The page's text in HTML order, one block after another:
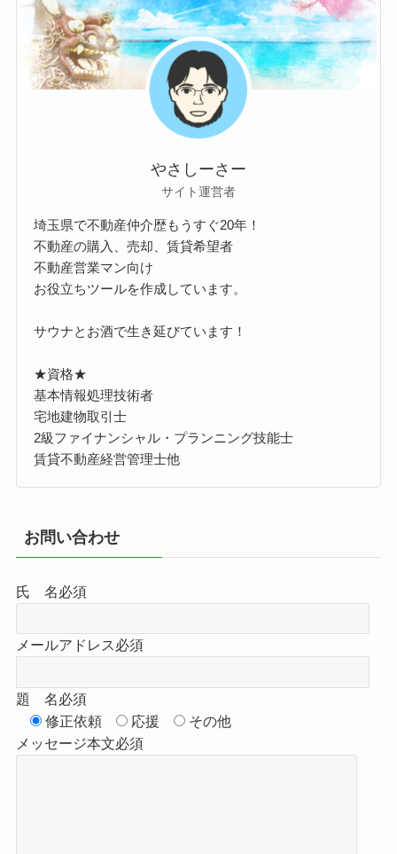
やさしーさー
サイト運営者
埼玉県で不動産仲介歴もうすぐ20年！
不動産の購入、売却、賃貸希望者
不動産営業マン向け
お役立ちツールを作成しています。
サウナとお酒で生き延びています！
★資格★
基本情報処理技術者
宅地建物取引士
2級ファイナンシャル・プランニング技能士
賃貸不動産経営管理士他
お問い合わせ
氏 名必須
メールアドレス必須
題 名必須
修正依頼
応援
その他
メッセージ本文必須